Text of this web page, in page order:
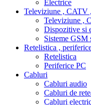
Electrice
Televiziune , CATV
Televiziune ,
Dispozitive si
Sisteme GSM
Retelistica ,
Retelistica
Periferice PC
Cabluri
Cabluri audio
Cabluri de
Cabluri